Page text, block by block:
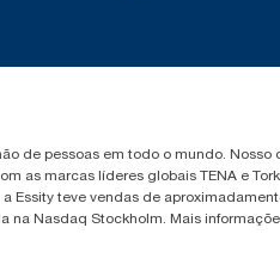
de pessoas em todo o mundo. Nosso
as marcas líderes globais TENA e
Essity teve vendas de
na Nasdaq Stockholm. Mais